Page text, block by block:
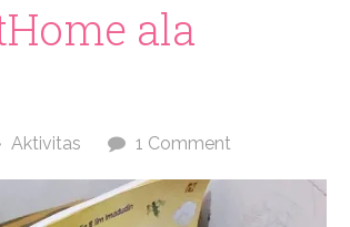
ala
Aktivitas 1 Comment